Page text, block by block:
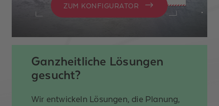
ZUM KONFIGURATOR
Ganzheitliche Lösungen
gesucht?
Wir entwickeln Lösungen, die Planung,